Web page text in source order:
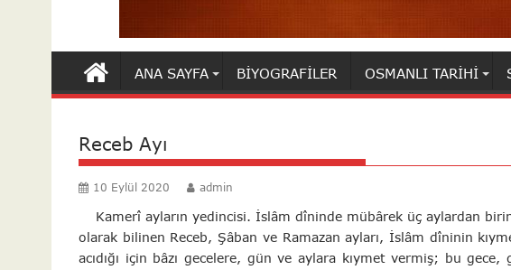
ANA SAYFA BIYOGRAFILER OSMANLI TARIHI
Receb Ayı
10 Eylül 2020 admin
Kamerî ayların yedincisi. İslâm dîninde mübârek üç aylardan
olarak bilinen Receb, Şâban ve Ramazan ayları, İslâm dîninin
acıdığı için bâzı gecelere, gün ve aylara kıymet vermiş; bu